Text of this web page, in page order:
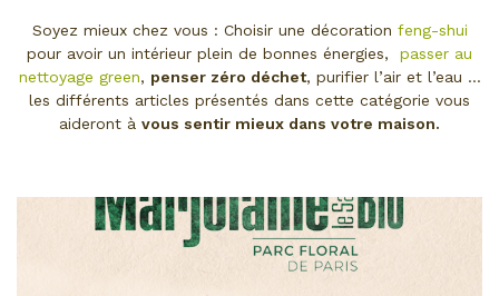
Soyez mieux chez vous : Choisir une décoration feng-shui
pour avoir un intérieur plein de bonnes énergies, passer au
nettoyage green, penser zéro déchet, purifier l’air et l’eau …
les différents articles présentés dans cette catégorie vous
aideront à vous sentir mieux dans votre maison.